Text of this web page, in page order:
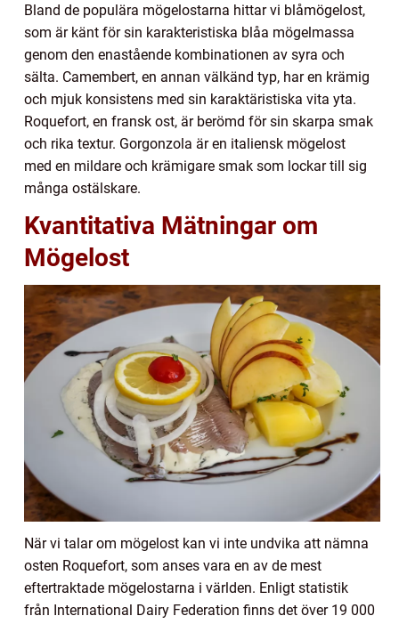
Bland de populära mögelostarna hittar vi blåmögelost,
som är känt för sin karakteristiska blåa mögelmassa
genom den enastående kombinationen av syra och
sälta. Camembert, en annan välkänd typ, har en krämig
och mjuk konsistens med sin karaktäristiska vita yta.
Roquefort, en fransk ost, är berömd för sin skarpa smak
och rika textur. Gorgonzola är en italiensk mögelost
med en mildare och krämigare smak som lockar till sig
många ostälskare.
Kvantitativa Mätningar om
Mögelost
När vi talar om mögelost kan vi inte undvika att nämna
osten Roquefort, som anses vara en av de mest
eftertraktade mögelostarna i världen. Enligt statistik
från International Dairy Federation finns det över 19 000